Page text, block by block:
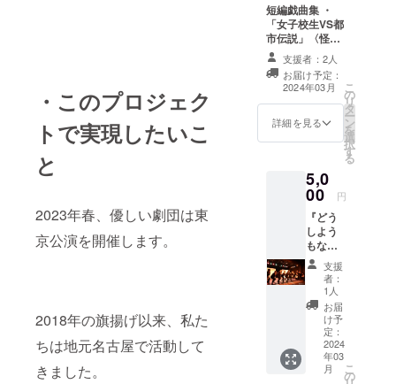
・このプロジェク
トで実現したいこ
と
2023年春、優しい劇団は東
京公演を開催します。
2018年の旗揚げ以来、私た
ちは地元名古屋で活動して
きました。
短編戯曲集 ・
「女子校生VS都
市伝説」〈怪
奇！ネバネバ男
篇！〉 ・不眠症
中学生VSヤクル
トレ◯ィ ・「女
子校生VS都市伝
説2」〈爆走！
探し方」〈小林
中年VS切り裂き
「尾崎優人VS未
来からの侵略
者 演劇滅亡の
日！篇」 以上の
戯曲などを含
む、優しい劇団
オリジナルの短
編戯曲をまとめ
たものです。 ※
メールにてPDF
を添付してお届
けいたします。
支援者：2人
お届け予定：
2024年03月
詳細を見る
こ
の
リ
タ
ー
ン
を
選
択
す
る
5,0
00 円
『どう
しよう
もな
く、別
れ』 元
ネタ
デー
タ お
芝居の
中での
ギャグ
やパロ
支援
者：
1人
お届
け予
定：
2024
年03
月
こ
の